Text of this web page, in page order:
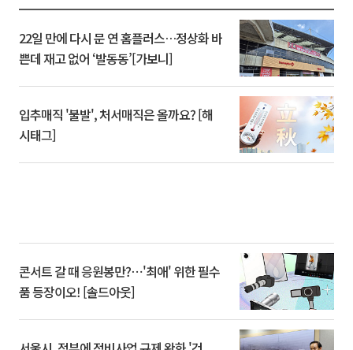
22일 만에 다시 문 연 홈플러스…정상화 바
쁜데 재고 없어 ‘발동동’[가보니]
입추매직 '불발', 처서매직은 올까요? [해
시태그]
콘서트 갈 때 응원봉만?⋯'최애' 위한 필수
품 등장이오! [솔드아웃]